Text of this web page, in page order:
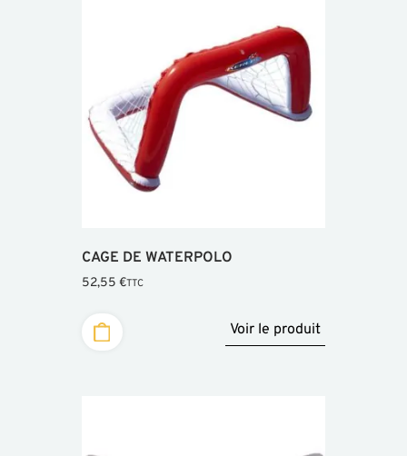
CAGE DE WATERPOLO
52,55 €TTC
Voir le produit